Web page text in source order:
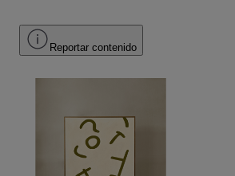
Reportar contenido